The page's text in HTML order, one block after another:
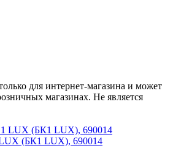
для интернет-магазина и может
магазинах. Не является
(БК1 LUX), 690014